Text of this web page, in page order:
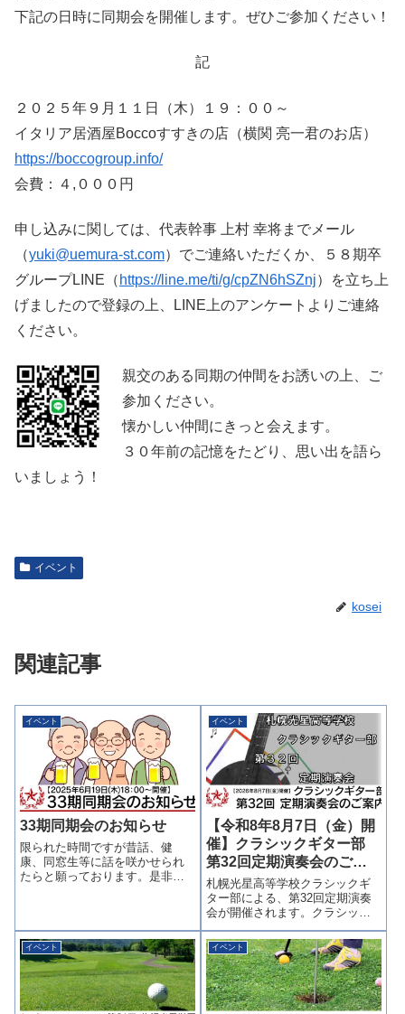
下記の日時に同期会を開催します。ぜひご参加ください！
記
２０２５年９月１１日（木）１９：００～
イタリア居酒屋Boccoすすきの店（横関 亮一君のお店）
https://boccogroup.info/
会費：４,０００円
申し込みに関しては、代表幹事 上村 幸将までメール
（yuki@uemura-st.com）でご連絡いただくか、５８期卒
グループLINE（ https://line.me/ti/g/cpZN6hSZnj）を立ち上
げましたので登録の上、LINE上のアンケートよりご連絡
ください。
親交のある同期の仲間をお誘いの上、ご
参加ください。
懐かしい仲間にきっと会えます。
３０年前の記憶をたどり、思い出を語ら
いましょう！
イベント
kosei
関連記事
イベント
33期同期会のお知らせ
限られた時間ですが昔話、健
康、同窓生等に話を咲かせられ
たらと願っております。是非ご
しかく(〇△▢）すすきの店中央
区南4条西2丁目 ＴＯＭＯＲＵ
ビル ...
イベント
【令和8年8月7日（金）開
催】クラシックギター部
第32回定期演奏会のご案
内
札幌光星高等学校クラシックギ
ター部による、第32回定期演奏
会が開催されます。クラシック
ギターの繊細で豊かな音色を、
ぜひ会場でお楽しみください。
同窓生の皆さまをはじめ、多く
の方々のご来場をお待ちしてお
ります。チケットは当日券をお
求めください（...
イベント イベント